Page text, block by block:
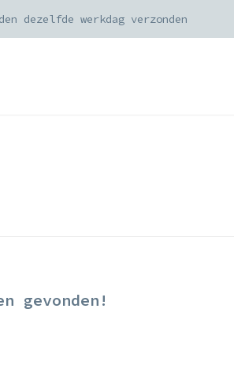
dezelfde werkdag verzonden
gevonden!